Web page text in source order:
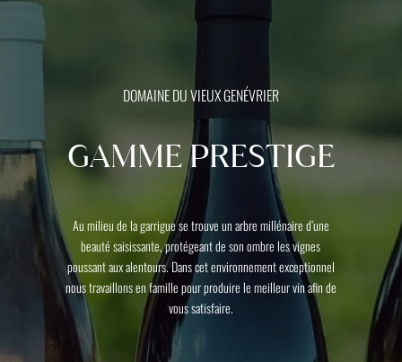
DOMAINE DU VIEUX GENÉVRIER
GAMME PRESTIGE
Au milieu de la garrigue se trouve un arbre millénaire d’une
beauté saisissante, protégeant de son ombre les vignes
poussant aux alentours. Dans cet environnement exceptionnel
nous travaillons en famille pour produire le meilleur vin afin de
vous satisfaire.